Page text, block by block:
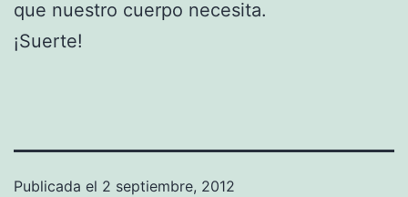
que nuestro cuerpo necesita.
¡Suerte!
Publicada el 2 septiembre, 2012